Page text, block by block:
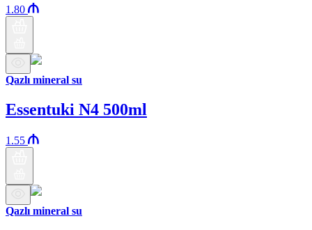
1.80
Qazlı mineral su
Essentuki N4 500ml
1.55
Qazlı mineral su